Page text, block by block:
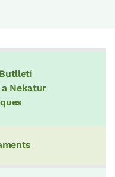
Nekatur